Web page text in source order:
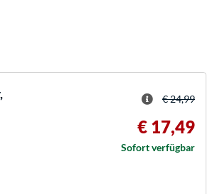
€ 24,99
€ 17,49
Sofort verfügbar